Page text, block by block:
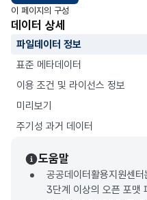
이 페이지의 구성
데이터 상세
파일데이터 정보
표준 메타데이터
이용 조건 및 라이선스 정보
미리보기
주기성 과거 데이터
도움말
공공데이터활용지원센
3단계 이상의 오픈 포